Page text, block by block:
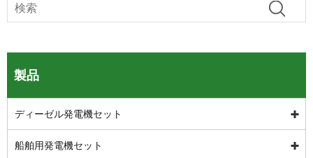
製品
ディーゼル発電機セット
船舶用発電機セット